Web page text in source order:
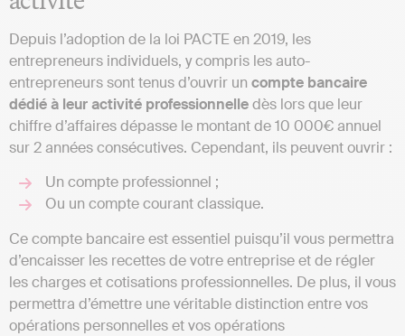
Depuis l’adoption de la loi PACTE en 2019, les
entrepreneurs individuels, y compris les auto-
entrepreneurs sont tenus d’ouvrir un compte bancaire
dédié à leur activité professionnelledès lors que leur
chiffre d’affaires dépasse le montant de 10 000€ annuel
sur 2 années consécutives. Cependant, ils peuvent ouvrir :
Un compte professionnel ;
Ou un compte courant classique.
Ce compte bancaire est essentiel puisqu’il vous permettra
d’encaisser les recettes de votre entreprise et de régler
les charges et cotisations professionnelles. De plus, il vous
permettra d’émettre une véritable distinction entre vos
opérations personnelles et vos opérations